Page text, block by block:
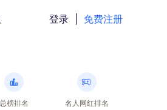
登录 免费注册
总榜排名 名人网红排名